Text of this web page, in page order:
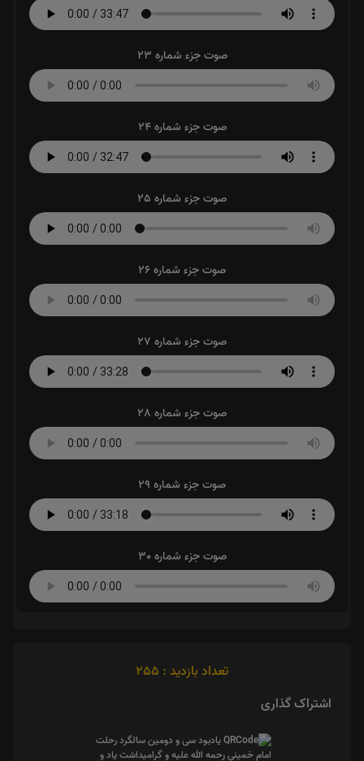
صوت جزء شماره 23
صوت جزء شماره 24
صوت جزء شماره 25
صوت جزء شماره 26
صوت جزء شماره 27
صوت جزء شماره 28
صوت جزء شماره 29
صوت جزء شماره 30
تعداد بازدید : 255
اشتراک گذاری